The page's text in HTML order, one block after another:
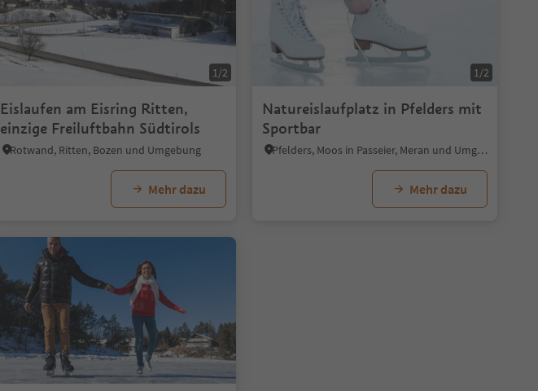
1/2
Eislaufen am Eisring Ritten,
einzige Freiluftbahn Südtirols
Rotwand, Ritten, Bozen und Umgebung
Mehr dazu
1/2
Natureislaufplatz in Pfelders mit
Sportbar
Pfelders, Moos in Passeier, Meran und Umgebung
Mehr dazu